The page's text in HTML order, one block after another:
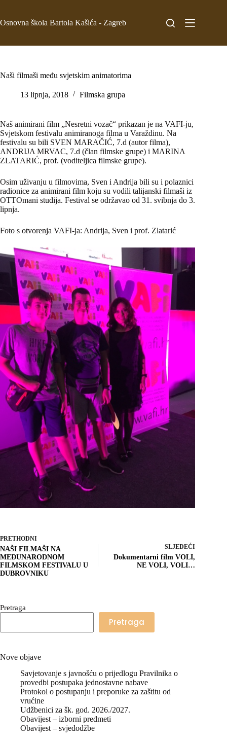
Osnovna škola Bartola Kašića - Zagreb
Naši filmaši među svjetskim animatorima
13 lipnja, 2018 Filmska grupa
Naš animirani film „Nesretni vozač“ prikazan je na VAFI-ju,
Svjetskom festivalu animiranoga filma u Varaždinu. Na
festivalu su bili SVEN MARAČIĆ, 7.d (autor filma),
ANDRIJA MRVAC, 7.d (član filmske grupe) i MARINA
ZLATARIĆ, prof. (voditeljica filmske grupe).
Osim uživanju u filmovima, Sven i Andrija bili su i polaznici
radionice za animirani film koju su vodili talijanski filmaši iz
OTTOmani studija. Festival se održavao od 31. svibnja do 3.
lipnja.
Foto s otvorenja VAFI-ja: Andrija, Sven i prof. Zlatarić
PRETHODNI
NAŠI FILMAŠI NA
MEĐUNARODNOM
FILMSKOM FESTIVALU U
DUBROVNIKU
SLJEDEĆI
Dokumentarni film VOLI,
NE VOLI, VOLI…
Pretraga
Pretraga
Nove objave
Savjetovanje s javnošću o prijedlogu Pravilnika o
provedbi postupaka jednostavne nabave
Protokol o postupanju i preporuke za zaštitu od
vrućine
Udžbenici za šk. god. 2026./2027.
Obavijest – izborni predmeti
Obavijest – svjedodžbe